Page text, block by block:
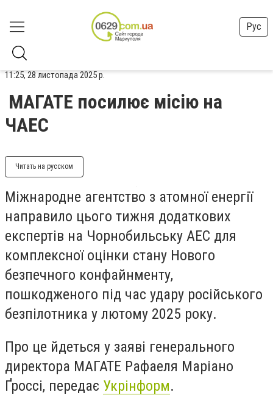
Рус
11:25, 28 листопада 2025 р.
МАГАТЕ посилює місію на
ЧАЕС
Читать на русском
Міжнародне агентство з атомної енергії
направило цього тижня додаткових
експертів на Чорнобильську АЕС для
комплексної оцінки стану Нового
безпечного конфайнменту,
пошкодженого під час удару російського
безпілотника у лютому 2025 року.
Про це йдеться у заяві генерального
директора МАГАТЕ Рафаеля Маріано
Ґроссі, передає Укрінформ.